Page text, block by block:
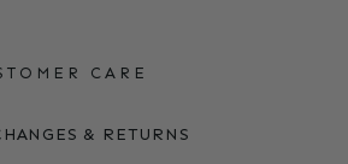
CARE
& RETURNS